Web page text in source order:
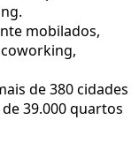
mobilados,
de 380 cidades
39.000 quartos